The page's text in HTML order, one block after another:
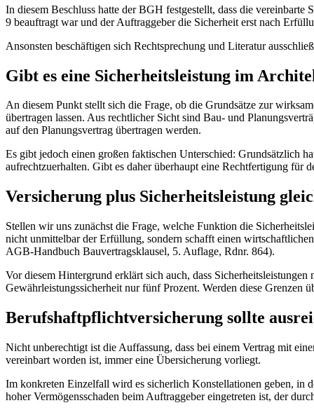
In diesem Beschluss hatte der BGH festgestellt, dass die
9 beauftragt war und der Auftraggeber die Sicherheit erst nach
Ansonsten beschäftigen sich Rechtsprechung und Literatur
Gibt es eine Sicherheitsleistung im
An diesem Punkt stellt sich die Frage, ob die Grundsätze zur
übertragen lassen. Aus rechtlicher Sicht sind Bau- und
auf den Planungsvertrag übertragen werden.
Es gibt jedoch einen großen faktischen Unterschied: Grundsätzlich
aufrechtzuerhalten. Gibt es daher überhaupt eine Rechtfertigung für
Versicherung plus Sicherheitsleistung
Stellen wir uns zunächst die Frage, welche Funktion die
nicht unmittelbar der Erfüllung, sondern schafft einen
AGB-Handbuch Bauvertragsklausel, 5. Auflage, Rdnr. 864).
Vor diesem Hintergrund erklärt sich auch, dass
Gewährleistungssicherheit nur fünf Prozent. Werden diese Grenzen
Berufshaftpflichtversicherung sollte
Nicht unberechtigt ist die Auffassung, dass bei einem Vertrag mit
vereinbart worden ist, immer eine Übersicherung vorliegt.
Im konkreten Einzelfall wird es sicherlich Konstellationen geben, in
hoher Vermögensschaden beim Auftraggeber eingetreten ist, der